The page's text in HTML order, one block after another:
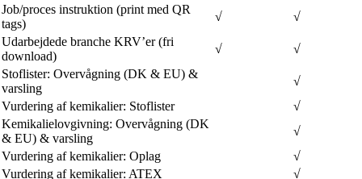
Job/proces instruktion (print med QR
tags)
√
√
Udarbejdede branche KRV’er (fri
download)
√
√
Stoflister: Overvågning (DK & EU) &
varsling
√
Vurdering af kemikalier: Stoflister
√
Kemikalielovgivning: Overvågning (DK
& EU) & varsling
√
Vurdering af kemikalier: Oplag
√
Vurdering af kemikalier: ATEX
√